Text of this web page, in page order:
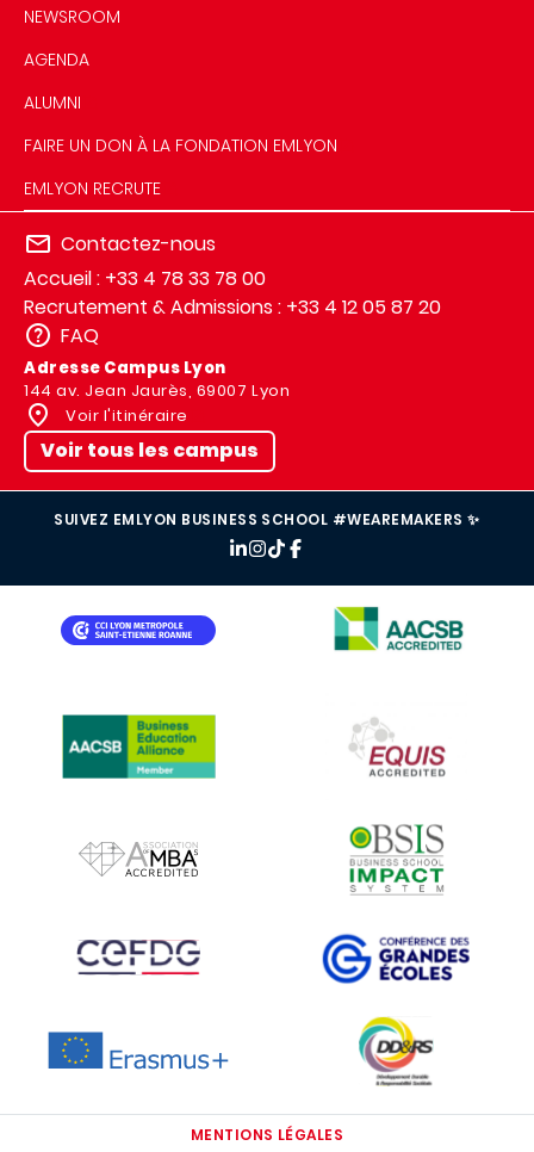
NEWSROOM
AGENDA
ALUMNI
FAIRE UN DON À LA FONDATION EMLYON
EMLYON RECRUTE
Contactez-nous
Accueil : +33 4 78 33 78 00
Recrutement & Admissions : +33 4 12 05 87 20
FAQ
Adresse Campus Lyon
144 av. Jean Jaurès, 69007 Lyon
Voir l'itinéraire
Voir tous les campus
SUIVEZ EMLYON BUSINESS SCHOOL #WEAREMAKERS ✨
IMAGE
IMAGE
IMAGE
IMAGE
IMAGE IMAGE
MENTIONS LÉGALES